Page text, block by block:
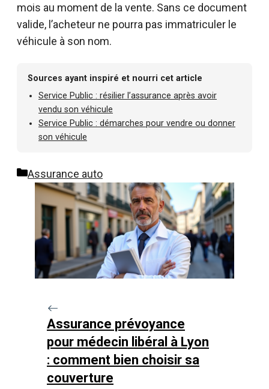
mois au moment de la vente. Sans ce document
valide, l’acheteur ne pourra pas immatriculer le
véhicule à son nom.
Sources ayant inspiré et nourri cet article
Service Public : résilier l’assurance après avoir
vendu son véhicule
Service Public : démarches pour vendre ou donner
son véhicule
Catégories
Assurance auto
Assurance prévoyance
pour médecin libéral à Lyon
: comment bien choisir sa
couverture